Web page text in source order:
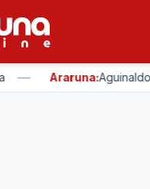
Araruna:Aguinaldo